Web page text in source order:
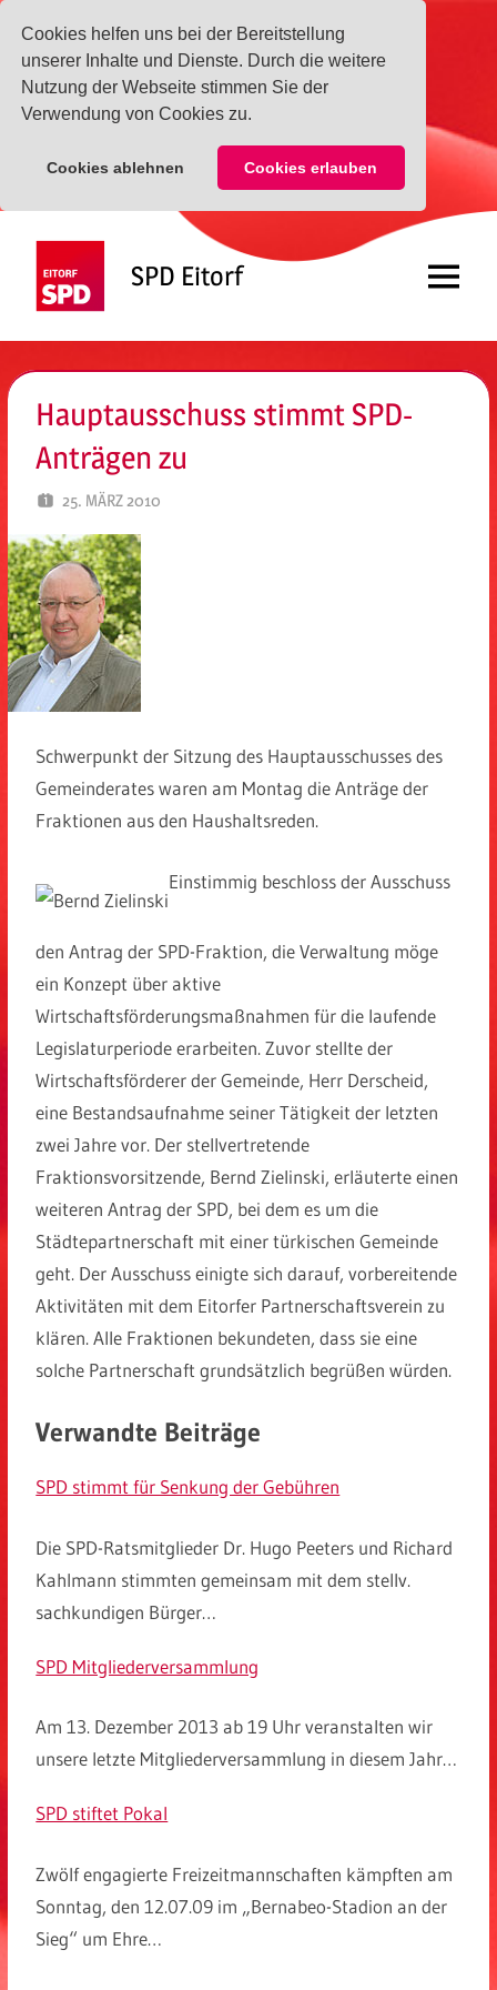
Cookies helfen uns bei der Bereitstellung
unserer Inhalte und Dienste. Durch die weitere
Nutzung der Webseite stimmen Sie der
Verwendung von Cookies zu.
Cookies ablehnen Cookies erlauben
springen
SPD Eitorf Menü
Hauptausschuss stimmt SPD-
Anträgen zu
25. MÄRZ 2010
Schwerpunkt der Sitzung des Hauptausschusses des
Gemeinderates waren am Montag die Anträge der
Fraktionen aus den Haushaltsreden.
Einstimmig beschloss der Ausschuss
den Antrag der SPD-Fraktion, die Verwaltung möge
ein Konzept über aktive
Wirtschaftsförderungsmaßnahmen für die laufende
Legislaturperiode erarbeiten. Zuvor stellte der
Wirtschaftsförderer der Gemeinde, Herr Derscheid,
eine Bestandsaufnahme seiner Tätigkeit der letzten
zwei Jahre vor. Der stellvertretende
Fraktionsvorsitzende, Bernd Zielinski, erläuterte einen
weiteren Antrag der SPD, bei dem es um die
Städtepartnerschaft mit einer türkischen Gemeinde
geht. Der Ausschuss einigte sich darauf, vorbereitende
Aktivitäten mit dem Eitorfer Partnerschaftsverein zu
klären. Alle Fraktionen bekundeten, dass sie eine
solche Partnerschaft grundsätzlich begrüßen würden.
Verwandte Beiträge
SPD stimmt für Senkung der Gebühren
Die SPD-Ratsmitglieder Dr. Hugo Peeters und Richard
Kahlmann stimmten gemeinsam mit dem stellv.
sachkundigen Bürger…
SPD Mitgliederversammlung
Am 13. Dezember 2013 ab 19 Uhr veranstalten wir
unsere letzte Mitgliederversammlung in diesem Jahr…
SPD stiftet Pokal
Zwölf engagierte Freizeitmannschaften kämpften am
Sonntag, den 12.07.09 im „Bernabeo-Stadion an der
Sieg“ um Ehre…